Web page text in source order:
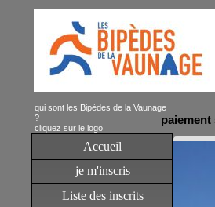
paiement
qui sont les Bipèdes de la Vaunage
?
cliquez sur le logo
Accueil
je m'inscris
Liste des inscrits